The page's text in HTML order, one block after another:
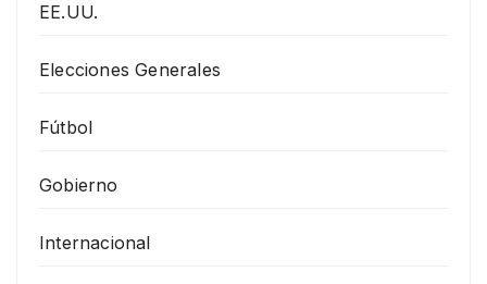
EE.UU.
Elecciones Generales
Fútbol
Gobierno
Internacional